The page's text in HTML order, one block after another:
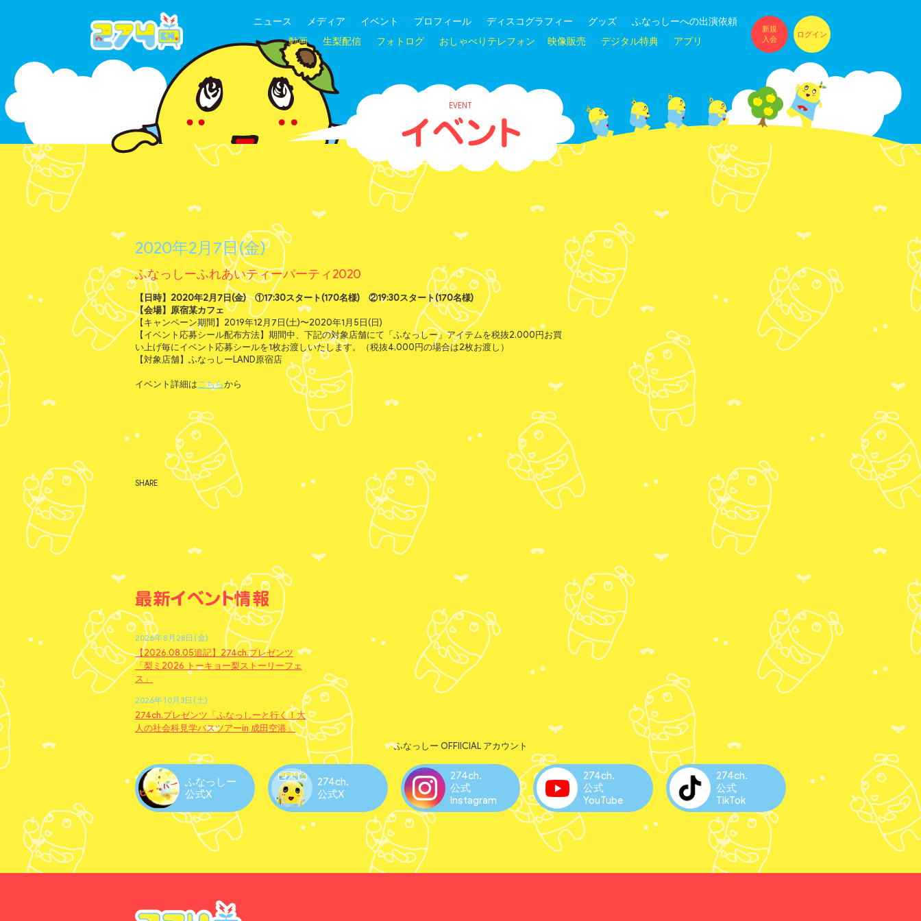
ニュース メディア イベント プロフィール ディスコグラフィー グッズ
ふなっしーへの出演依頼
動画
生梨配信 フォトログ おしゃべりテレフォン 映像販売 デジタル特典 アプリ
新規
入会
ログイン
EVENT
2020年2月7日(金)
ふなっしーふれあいティーパーティ2020
【日時】2020年2月7日(金) ①17:30スタート(170名様) ②19:30スタート(170名様)
【会場】原宿某カフェ
【キャンペーン期間】2019年12月7日(土)〜2020年1月5日(日)
【イベント応募シール配布方法】期間中、下記の対象店舗にて「ふなっしー」アイテムを税抜2,000円お買
い上げ毎にイベント応募シールを1枚お渡しいたします。（税抜4,000円の場合は2枚お渡し）
【対象店舗】ふなっしーLAND原宿店
イベント詳細はこちらから
SHARE
2026年8月28日(金)
【2026.08.05追記】274ch.プレゼンツ
「梨ミ2026 トーキョー梨ストーリーフェ
ス」
2026年10月3日(土)
274ch.プレゼンツ「ふなっしーと行く！大
人の社会科見学バスツアーin 成田空港」
ふなっしー OFFIICIAL アカウント
ふなっしー
公式X
274ch.
公式X
274ch.
公式
Instagram
274ch.
公式
YouTube
274ch.
公式
TikTok